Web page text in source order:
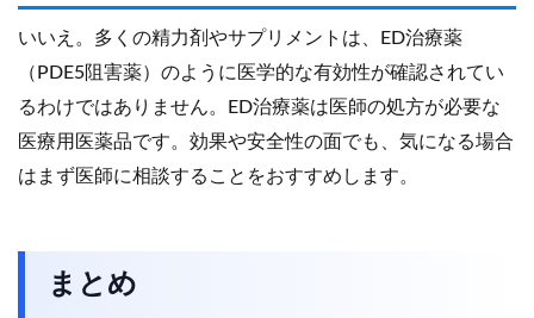
いいえ。多くの精力剤やサプリメントは、ED治療薬
（PDE5阻害薬）のように医学的な有効性が確認されてい
るわけではありません。ED治療薬は医師の処方が必要な
医療用医薬品です。効果や安全性の面でも、気になる場合
はまず医師に相談することをおすすめします。
まとめ